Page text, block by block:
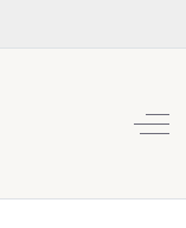
Off-